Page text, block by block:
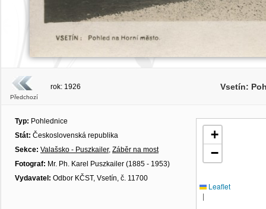
Předchozí
rok: 1926 Vsetín:
Typ: Pohlednice
Stát: Československá republika
Sekce: Valašsko - Puszkailer, Záběr na most
Fotograf: Mr. Ph. Karel Puszkailer (1885 - 1953)
Vydavatel: Odbor KČST, Vsetín, č. 11700
+
−
Leaflet
|